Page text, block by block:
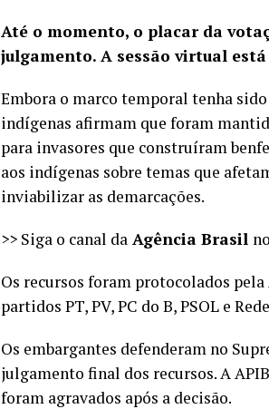
Até o momento, o placar da
julgamento. A sessão virtual
Embora o marco temporal tenha
indígenas afirmam que foram
para invasores que construíram
aos indígenas sobre temas que
inviabilizar as demarcações.
>> Siga o canal da Agência Brasil
Os recursos foram protocolados
partidos PT, PV, PC do B, PSOL e
Os embargantes defenderam no
julgamento final dos recursos. A
foram agravados após a decisão.